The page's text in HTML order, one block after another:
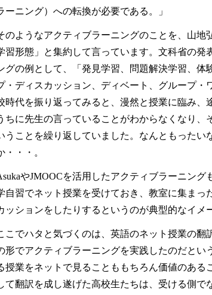
ーニング）への転換が必要である。」
のようなアクティブラーニングのことを、山地
習形態」と集約して言っています。文科省の発
グの例として、「発見学習、問題解決学習、体
・ディスカッション、ディベート、グループ・
時代を振り返ってみると、漫然と授業に臨み、
ちに先生の言っていることがわからなくなり、
うことを繰り返していました。なんともったい
・・・。
やJMOOCを活用したアクティブラーニン
自習でネット授業を受けておき、教室に集まっ
ッションをしたりするというのが典型的なイメ
こでハタと気づくのは、英語のネット授業の翻
形でアクティブラーニングを実践したのだとい
授業をネットで見ることももちろん価値のある
て翻訳を成し遂げた高校生たちは、受ける側で